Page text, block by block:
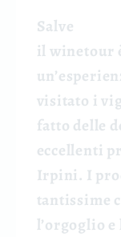
Salve
il winetour
visitato i
fatto delle
eccellenti
Irpini. I
tantissime
l’orgoglio